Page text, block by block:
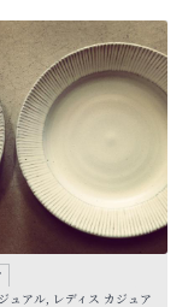
ュアル, レディス カジュア